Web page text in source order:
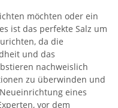
möchten oder ein
ist das perfekte Salz um
da die
und das
nachweislich
zu überwinden und
eines
vor dem